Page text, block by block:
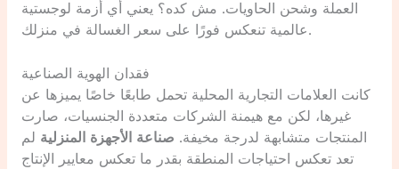
العملة وشحن الحاويات. مش كده؟ يعني أي أزمة لوجستية
عالمية تنعكس فورًا على سعر الغسالة في منزلك.
فقدان الهوية الصناعية
كانت العلامات التجارية المحلية تحمل طابعًا خاصًا يميزها عن
غيرها، لكن مع هيمنة الشركات متعددة الجنسيات، صارت
المنتجات متشابهة لدرجة مخيفة. صناعة الأجهزة المنزلية لم
تعد تعكس احتياجات المنطقة بقدر ما تعكس معايير الإنتاج